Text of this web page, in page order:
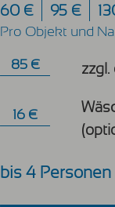
60 €
95 €
Pro Objekt und
85 €
16 €
bis 4 Personen